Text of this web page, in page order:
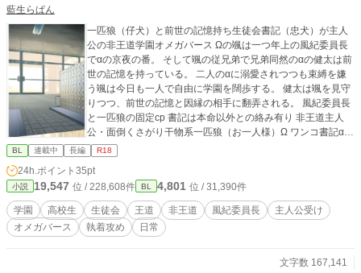
藍生らぱん
一匹狼（仔犬）と前世の記憶持ち生徒会書記（忠犬）が主人
公の非王道学園オメガバース Ωの颯は一つ年上の風紀委員長
でαの京夜の番。 そして颯の従兄弟で兄弟同然のαの健太は前
世の記憶を持っている。 二人のαに溺愛されつつも束縛を嫌
う颯は今日も一人で自由に学園を闊歩する。 健太は颯を見守
りつつ、前世の記憶と因縁の相手に翻弄される。 風紀委員長
と一匹狼の固定cp 書記は本命以外との絡み有り 非王道主人
公・面倒くさがり干物系一匹狼（お一人様）Ω ワンコ書記α？
忠犬（番犬・猛犬注意 非王道主人公その２） 俺様生徒会
長α 腹黒副会長Ω チャラ男会計α 双子庶務β ホスト系教師α
生徒会ＯＢ 王道主人公系転校生α 駄犬 爽やかスポ根同級生α
巻き込まれクラス委員長β 魔王系風紀委員長α 狂犬 ポメ・チ
ワワ系親衛隊 βとΩの群れ アンチ王道主人公？ 駄犬 学園
理事長α 駄犬 ムーンライトさんと同時連載
BL 連載中 長編 R18
24h.ポイント 35pt
小説 19,547 位 / 228,608件 BL 4,801 位 / 31,390件
学園 高校生 生徒会 王道 非王道 風紀委員長
主人公受け
オメガバース
執着攻め 日常
文字数 167,141